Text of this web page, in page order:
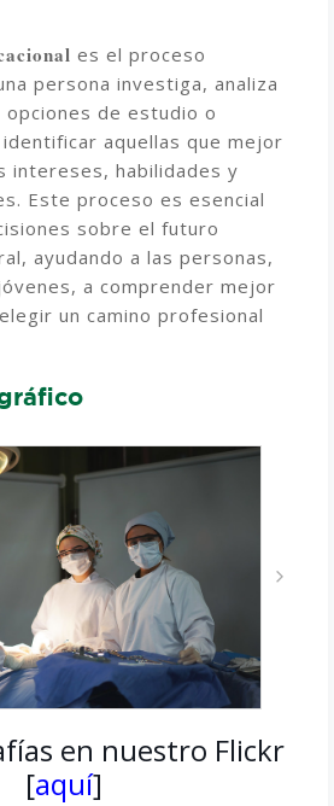
es el proceso
persona investiga, analiza
de estudio o
aquellas que mejor
intereses, habilidades y
Este proceso es esencial
sobre el futuro
ayudando a las personas,
a comprender mejor
un camino profesional
en nuestro Flickr
[aquí]